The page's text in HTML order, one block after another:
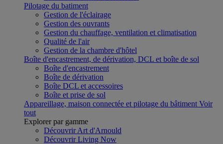
Pilotage du batiment
Gestion de l'éclairage
Gestion des ouvrants
Gestion du chauffage, ventilation et climatisation
Qualité de l'air
Gestion de la chambre d'hôtel
Boîte d'encastrement, de dérivation, DCL et boîte de sol
Boîte d'encastrement
Boîte de dérivation
Boîte DCL et accessoires
Boîte et prise de sol
Appareillage, maison connectée et pilotage du bâtiment Voir
tout
Explorer par gamme
Découvrir Art d'Arnould
Découvrir Living Now